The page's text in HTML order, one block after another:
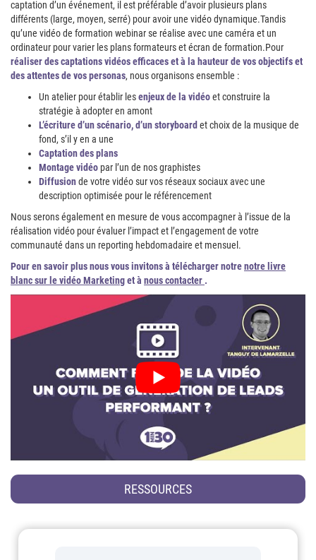
captation d’un événement, il est préférable d’avoir plusieurs plans
différents (large, moyen, serré) pour avoir une vidéo dynamique.Tandis
qu’une vidéo de formation webinar se réalise avec une caméra et un
ordinateur pour varier les plans formateurs et écran de formation.Pour
réaliser des captations vidéos efficaces et à la hauteur de vos objectifs et
des attentes de vos personas, nous organisons ensemble :
Un atelier pour établir lesenjeux de la vidéoet construire la
stratégie à adopter en amont
L’écriture d’un scénario, d’un storyboard et choix de la musique de
fond, s’il y en a une
Captation des plans
Montage vidéo par l’un de nos graphistes
Diffusionde votre vidéo sur vos réseaux sociaux avec une
description optimisée pour le référencement
Nous serons également en mesure de vous accompagner à l’issue de la
réalisation vidéo pour évaluer l’impact et l’engagement de votre
communauté dans un reporting hebdomadaire et mensuel.
Pour en savoir plus nous vous invitons à télécharger notrenotre livre
blanc sur le vidéo Marketinget à nous contacter .
RESSOURCES